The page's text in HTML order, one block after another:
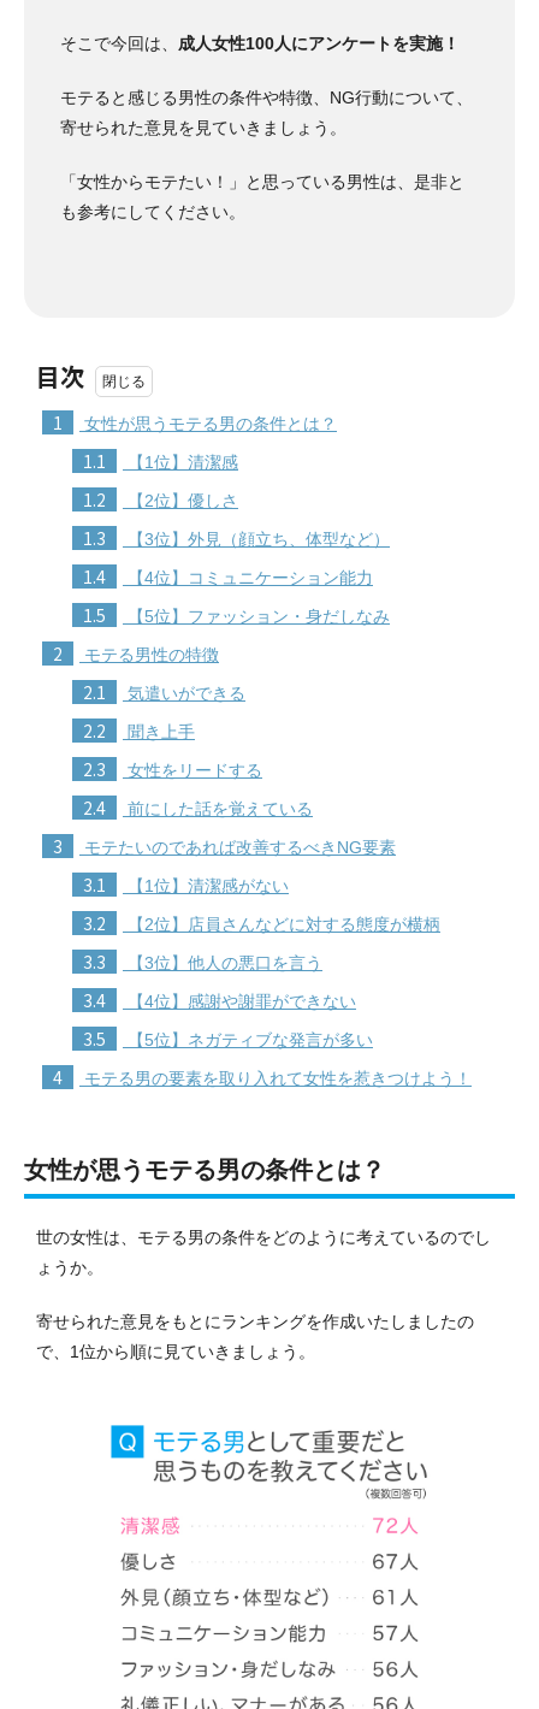
そこで今回は、 成人女性100人にアンケートを実施！
モテると感じる男性の条件や特徴、NG行動について、
寄せられた意見を見ていきましょう。
「女性からモテたい！」と思っている男性は、是非と
も参考にしてください。
目次
1 女性が思うモテる男の条件とは？
1.1 【1位】清潔感
1.2 【2位】優しさ
1.3 【3位】外見（顔立ち、体型など）
1.4 【4位】コミュニケーション能力
1.5 【5位】ファッション・身だしなみ
2 モテる男性の特徴
2.1 気遣いができる
2.2 聞き上手
2.3 女性をリードする
2.4 前にした話を覚えている
3 モテたいのであれば改善するべきNG要素
3.1 【1位】清潔感がない
3.2 【2位】店員さんなどに対する態度が横柄
3.3 【3位】他人の悪口を言う
3.4 【4位】感謝や謝罪ができない
3.5 【5位】ネガティブな発言が多い
4 モテる男の要素を取り入れて女性を惹きつけよう！
女性が思うモテる男の条件とは？
世の女性は、モテる男の条件をどのように考えているのでし
ょうか。
寄せられた意見をもとにランキングを作成いたしましたの
で、1位から順に見ていきましょう。